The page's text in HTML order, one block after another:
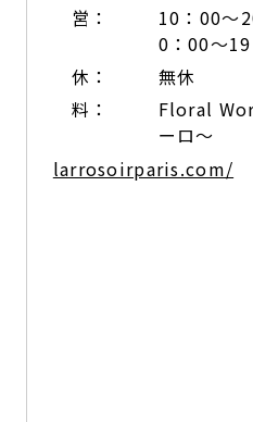
営：
10：00～
0：00～19
休：
無休
料：
Floral
ーロ～
larrosoirparis.com/